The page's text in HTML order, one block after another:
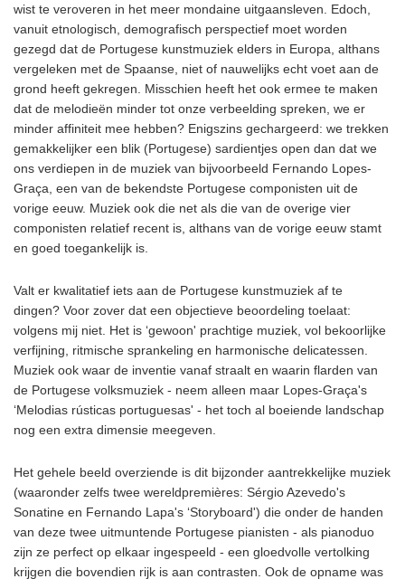
wist te veroveren in het meer mondaine uitgaansleven. Edoch,
vanuit etnologisch, demografisch perspectief moet worden
gezegd dat de Portugese kunstmuziek elders in Europa, althans
vergeleken met de Spaanse, niet of nauwelijks echt voet aan de
grond heeft gekregen. Misschien heeft het ook ermee te maken
dat de melodieën minder tot onze verbeelding spreken, we er
minder affiniteit mee hebben? Enigszins gechargeerd: we trekken
gemakkelijker een blik (Portugese) sardientjes open dan dat we
ons verdiepen in de muziek van bijvoorbeeld Fernando Lopes-
Graça, een van de bekendste Portugese componisten uit de
vorige eeuw. Muziek ook die net als die van de overige vier
componisten relatief recent is, althans van de vorige eeuw stamt
en goed toegankelijk is.
Valt er kwalitatief iets aan de Portugese kunstmuziek af te
dingen? Voor zover dat een objectieve beoordeling toelaat:
volgens mij niet. Het is ‘gewoon' prachtige muziek, vol bekoorlijke
verfijning, ritmische sprankeling en harmonische delicatessen.
Muziek ook waar de inventie vanaf straalt en waarin flarden van
de Portugese volksmuziek - neem alleen maar Lopes-Graça's
‘Melodias rústicas portuguesas' - het toch al boeiende landschap
nog een extra dimensie meegeven.
Het gehele beeld overziende is dit bijzonder aantrekkelijke muziek
(waaronder zelfs twee wereldpremières: Sérgio Azevedo's
Sonatine en Fernando Lapa's ‘Storyboard') die onder de handen
van deze twee uitmuntende Portugese pianisten - als pianoduo
zijn ze perfect op elkaar ingespeeld - een gloedvolle vertolking
krijgen die bovendien rijk is aan contrasten. Ook de opname was